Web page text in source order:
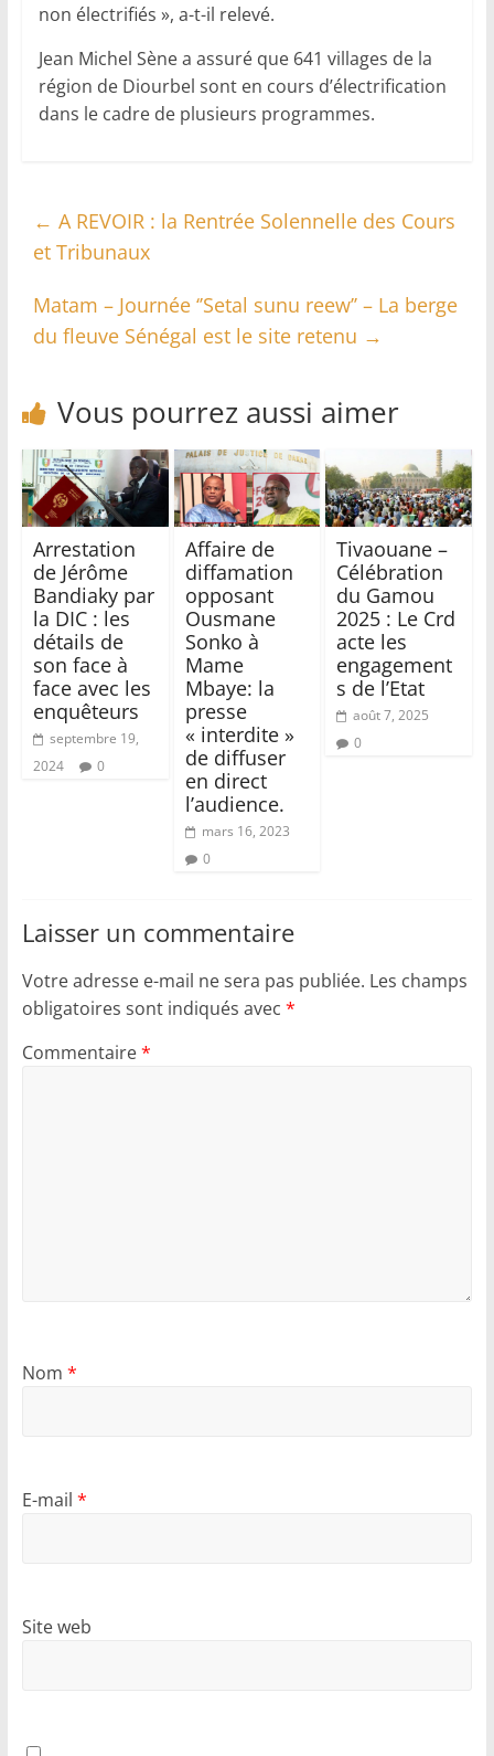
non électrifiés », a-t-il relevé.
Jean Michel Sène a assuré que 641 villages de la
région de Diourbel sont en cours d’électrification
dans le cadre de plusieurs programmes.
← A REVOIR : la Rentrée Solennelle des Cours
et Tribunaux
Matam – Journée ‘’Setal sunu reew’’ – La berge
du fleuve Sénégal est le site retenu →
Vous pourrez aussi aimer
Arrestation
de Jérôme
Bandiaky par
la DIC : les
détails de
son face à
face avec les
enquêteurs
septembre 19,
2024
0
Affaire de
diffamation
opposant
Ousmane
Sonko à
Mame
Mbaye: la
presse
« interdite »
de diffuser
en direct
l’audience.
mars 16, 2023
0
Tivaouane –
Célébration
du Gamou
2025 : Le Crd
acte les
engagement
s de l’Etat
août 7, 2025
0
Laisser un commentaire
Votre adresse e-mail ne sera pas publiée. Les champs
obligatoires sont indiqués avec *
Commentaire*
Nom *
E-mail *
Site web